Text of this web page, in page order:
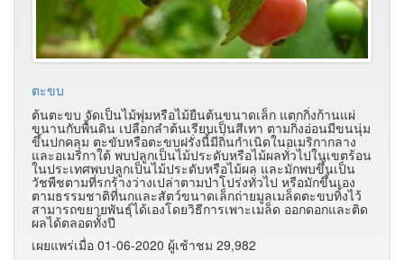
ตะขบ
ต้นตะขบ จัดเป็นไม้พุ่มหรือไม้ยืนต้นขนาดเล็ก แตกกิ่งก้านแผ่
ขนานกับพื้นดิน เปลือกลำต้นเรียบเป็นสีเทา ตามกิ่งอ่อนมีขนนุ่ม
ขึ้นปกคลุม ตะขับหรือตะขบฝรั่งนี้มีถิ่นกำเนิดในอเมริกากลาง
และอเมริกาใต้ พบปลูกเป็นไม้ประดับหรือไม้ผลทั่วไปในเขตร้อน
ในประเทศพบปลูกเป็นไม้ประดับหรือไม้ผล และมักพบขึ้นเป็น
วัชพืชตามที่รกร้างว่างเปล่าตามป่าโปร่งทั่วไป หรือมักขึ้นเอง
ตามธรรมชาติที่นกและสัตว์ขนาดเล็กถ่ายมูลเมล็ดตะขบทิ้งไว้
สามารถขยายพันธุ์ได้เองโดยวิธีการเพาะเมล็ด ออกดอกและติด
ผลได้ตลอดทั้งปี
เผยแพร่เมื่อ 01-06-2020 ผู้เช้าชม 29,982